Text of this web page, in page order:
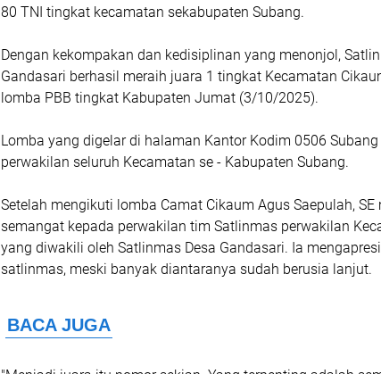
80 TNI tingkat kecamatan sekabupaten Subang.
Dengan kekompakan dan kedisiplinan yang menonjol,
Gandasari berhasil meraih juara 1 tingkat Kecamatan
lomba PBB tingkat Kabupaten Jumat (3/10/2025).
Lomba yang digelar di halaman Kantor Kodim 0506
perwakilan seluruh Kecamatan se - Kabupaten Subang.
Setelah mengikuti lomba Camat Cikaum Agus Saepulah, SE
semangat kepada perwakilan tim Satlinmas perwakilan
yang diwakili oleh Satlinmas Desa Gandasari. Ia
satlinmas, meski banyak diantaranya sudah berusia lanjut.